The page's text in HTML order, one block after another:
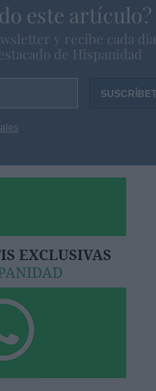
este artículo?
y recibe cada dia
de Hispanidad